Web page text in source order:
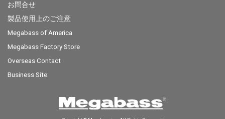
お問合せ
製品使用上のご注意
Megabass of America
Megabass Factory Store
Overseas Contact
Business Site